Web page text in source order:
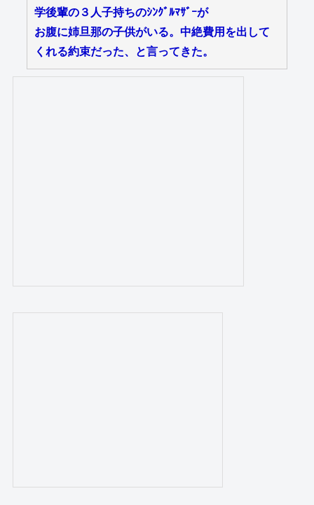
学後輩の３人子持ちのｼﾝｸﾞﾙﾏｻﾞｰが
お腹に姉旦那の子供がいる。中絶費用を出して
くれる約束だった、と言ってきた。